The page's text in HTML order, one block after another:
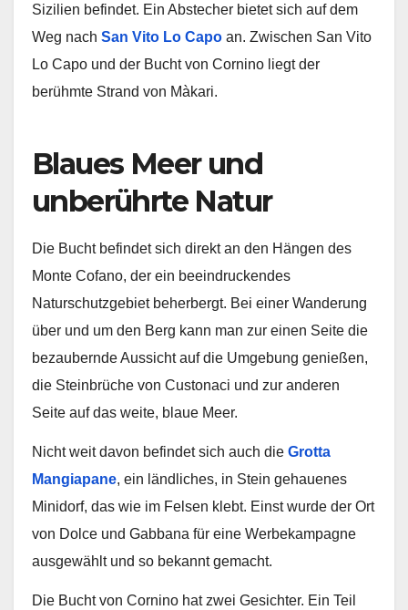
Sizilien befindet. Ein Abstecher bietet sich auf dem
Weg nach San Vito Lo Capo an. Zwischen San Vito
Lo Capo und der Bucht von Cornino liegt der
berühmte Strand von Màkari.
Blaues Meer und
unberührte Natur
Die Bucht befindet sich direkt an den Hängen des
Monte Cofano, der ein beeindruckendes
Naturschutzgebiet beherbergt. Bei einer Wanderung
über und um den Berg kann man zur einen Seite die
bezaubernde Aussicht auf die Umgebung genießen,
die Steinbrüche von Custonaci und zur anderen
Seite auf das weite, blaue Meer.
Nicht weit davon befindet sich auch die Grotta
Mangiapane, ein ländliches, in Stein gehauenes
Minidorf, das wie im Felsen klebt. Einst wurde der Ort
von Dolce und Gabbana für eine Werbekampagne
ausgewählt und so bekannt gemacht.
Die Bucht von Cornino hat zwei Gesichter. Ein Teil